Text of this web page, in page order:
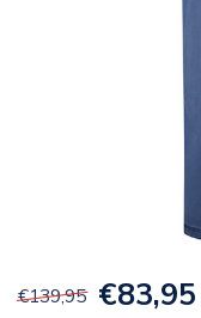
€139,95 €83,95